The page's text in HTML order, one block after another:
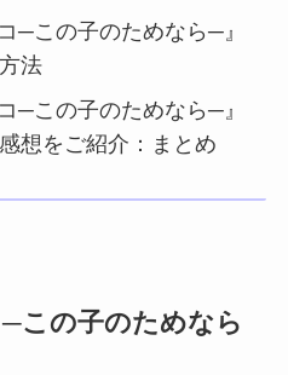
─この子のためなら─』
法
─この子のためなら─』
想をご紹介：まとめ
─この子のためなら